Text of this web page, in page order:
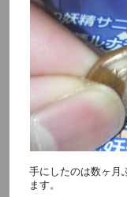
手にしたのは数ヶ月
ます。